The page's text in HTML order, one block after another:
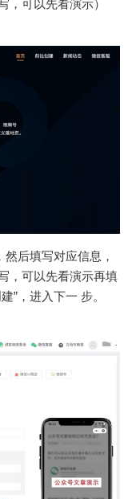
，可以先看演示）
后填写对应信息，
，可以先看演示再填
”，进入下一 步。